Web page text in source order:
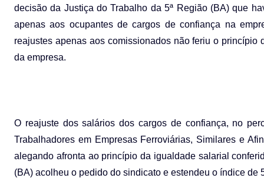
decisão da Justiça do Trabalho da 5ª Região (BA) que
apenas aos ocupantes de cargos de confiança na
reajustes apenas aos comissionados não feriu o
da empresa.
O reajuste dos salários dos cargos de confiança, no
Trabalhadores em Empresas Ferroviárias, Similares e
alegando afronta ao princípio da igualdade salarial
(BA) acolheu o pedido do sindicato e estendeu o índice